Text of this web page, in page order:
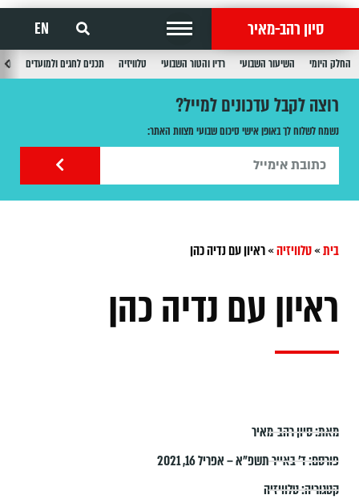
סיון רהב-מאיר EN
החלק היומי השיעור השבועי רדיו והטור השבועי טלוויזיה תכנים לחגים ולמועדים
רוצה לקבל עדכונים למייל?
נשמח לשלוח לך באופן אישי סיכום שבועי מצוות האתר:
בית»טלוויזיה»ראיון עם נדיה כהן
ראיון עם נדיה כהן
מאת:סיון רהב-מאיר
פורסם:ד׳ באייר תשפ״א – אפריל 16, 2021
קטגוריה:טלוויזיה